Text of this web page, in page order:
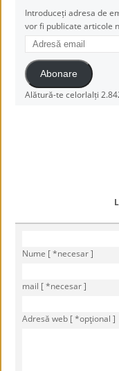
Introduceți adresa de
vor fi publicate articole
Adresă
email
Abonare
Alătură-te celorlalți
Nume [ *necesar ]
mail [ *necesar ]
Adresă web [ *opţional ]